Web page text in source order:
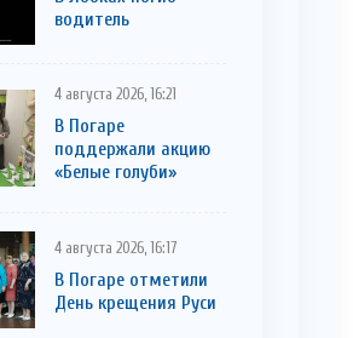
водитель
4 августа 2026, 16:21
В Погаре
поддержали акцию
«Белые голуби»
4 августа 2026, 16:17
В Погаре отметили
День крещения Руси